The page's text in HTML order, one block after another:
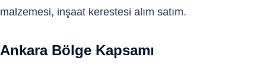
malzemesi, inşaat kerestesi alım satım.
Ankara Bölge Kapsamı